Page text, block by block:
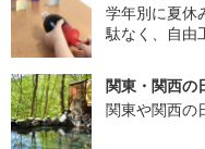
学年別に夏休
駄なく、自由
関東・関西の
関東や関西の